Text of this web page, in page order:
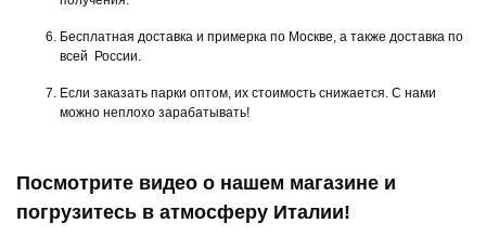
Бесплатная доставка и примерка по Москве, а также доставка по
всей России.
Если заказать парки оптом, их стоимость снижается. С нами
можно неплохо зарабатывать!
Посмотрите видео о нашем магазине и
погрузитесь в атмосферу Италии!